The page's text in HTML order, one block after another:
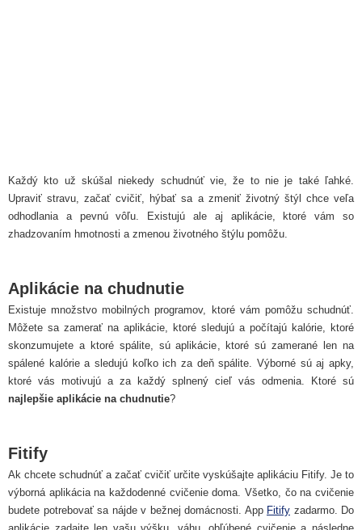
Každý kto už skúšal niekedy schudnúť vie, že to nie je také ľahké.
Upraviť stravu, začať cvičiť, hýbať sa a zmeniť životný štýl chce veľa
odhodlania a pevnú vôľu. Existujú ale aj aplikácie, ktoré vám so
zhadzovaním hmotnosti a zmenou životného štýlu pomôžu.
Aplikácie na chudnutie
Existuje množstvo mobilných programov, ktoré vám pomôžu schudnúť.
Môžete sa zamerať na aplikácie, ktoré sledujú a počítajú kalórie, ktoré
skonzumujete a ktoré spálite, sú aplikácie, ktoré sú zamerané len na
spálené kalórie a sledujú koľko ich za deň spálite. Výborné sú aj apky,
ktoré vás motivujú a za každý splnený cieľ vás odmenia. Ktoré sú
najlepšie aplikácie na chudnutie?
Fitify
Ak chcete schudnúť a začať cvičiť určite vyskúšajte aplikáciu Fitify. Je to
výborná aplikácia na každodenné cvičenie doma. Všetko, čo na cvičenie
budete potrebovať sa nájde v bežnej domácnosti. App Fitify zadarmo. Do